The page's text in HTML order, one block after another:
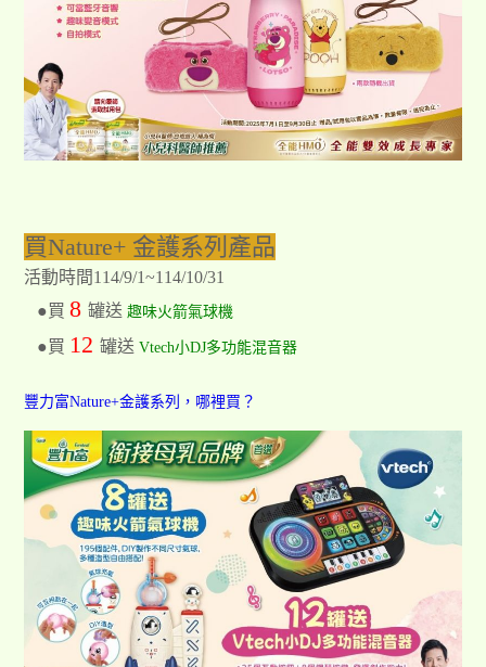
買Nature+ 金護系列產品
活動時間114/9/1~114/10/31
●買8罐送趣味火箭氣球機
●買 12罐送Vtech小DJ多功能混音器
豐力富Nature+金護系列，哪裡買？